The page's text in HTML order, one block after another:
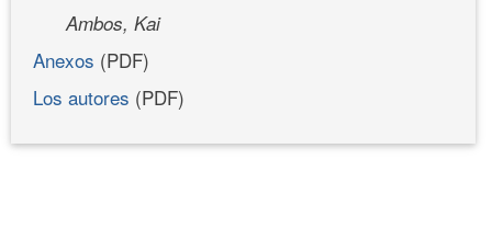
Ambos, Kai
Anexos (PDF)
Los autores (PDF)